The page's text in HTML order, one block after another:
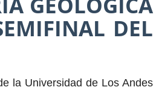
DEL
la Universidad de Los Andes